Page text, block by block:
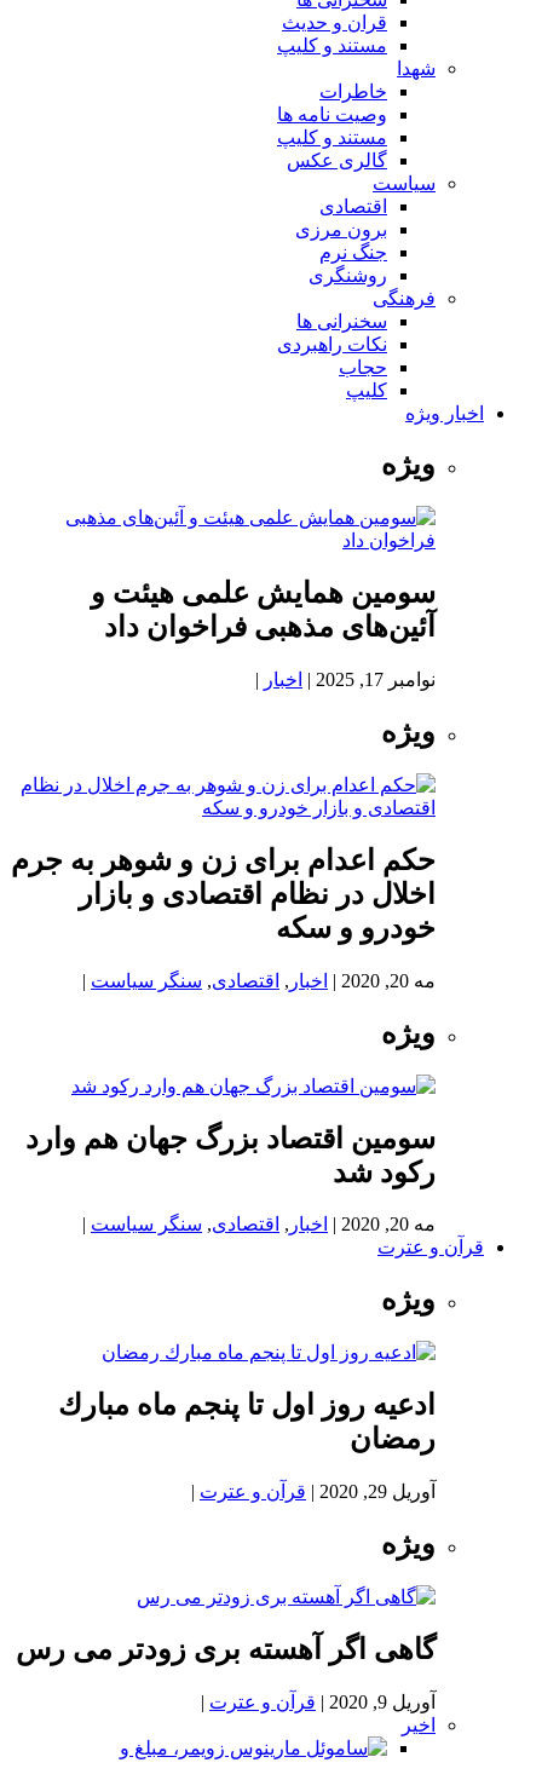
قران و حدیث
مستند و کلیپ
شهدا
خاطرات
وصیت نامه ها
مستند و کلیپ
گالری عکس
سیاست
اقتصادی
برون مرزی
جنگ نرم
روشنگری
فرهنگی
سخنرانی ها
نکات راهبردی
حجاب
کلیپ
اخبار ویژه
ویژه
سومین همایش علمی هیئت و
آئین‌های مذهبی فراخوان داد
نوامبر 17, 2025 | اخبار |
ویژه
حکم اعدام برای زن و شوهر به جرم
اخلال در نظام اقتصادی و بازار
خودرو و سکه
مه 20, 2020 | اخبار , اقتصادی, سنگر سیاست |
ویژه
سومین اقتصاد بزرگ جهان هم وارد
رکود شد
مه 20, 2020 | اخبار , اقتصادی, سنگر سیاست |
قرآن و عترت
ویژه
ادعيه روز اول تا پنجم ماه مبارك
رمضان
آوریل 29, 2020 | قرآن و عترت |
ویژه
گاهی اگر آهسته بری زودتر می رس
آوریل 9, 2020 | قرآن و عترت |
اخیر